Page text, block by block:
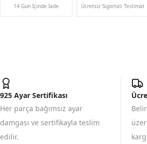
14 Gün İçinde İade
Ücretsiz Sigortalı Teslimat
925 Ayar Sertifikası
Her parça bağımsız ayar
damgası ve sertifikayla teslim
edilir.